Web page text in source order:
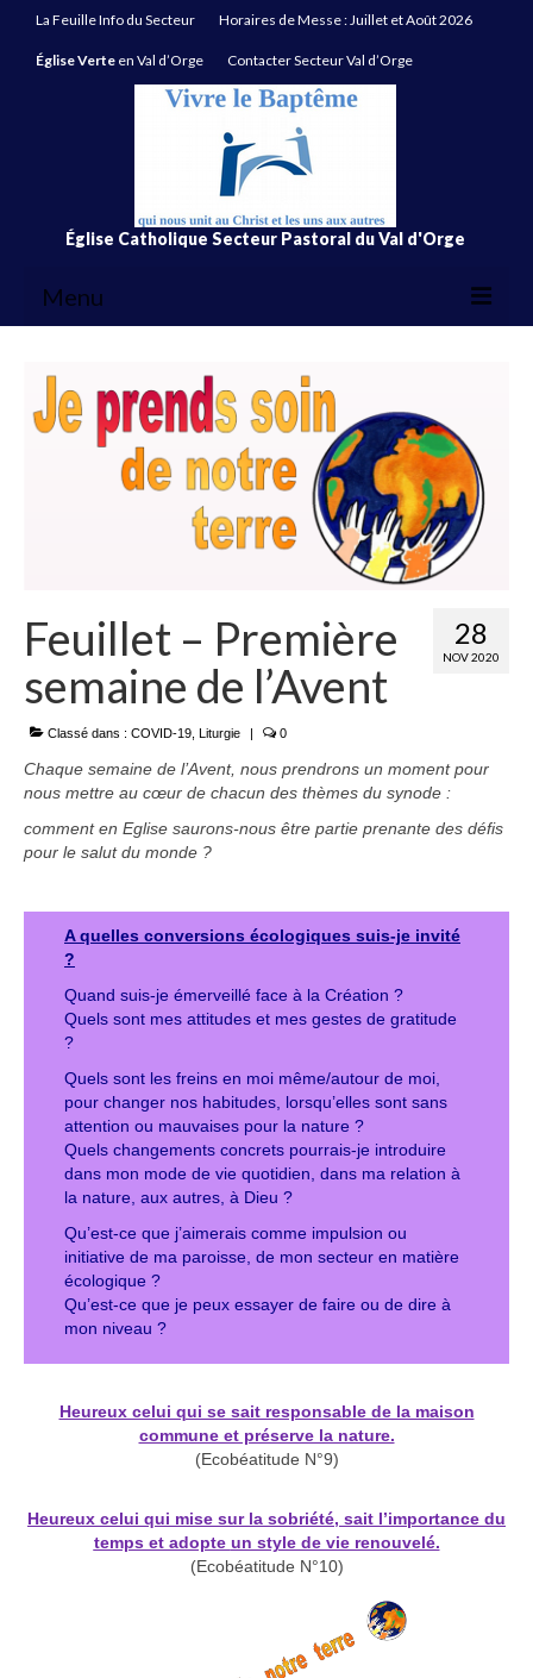
La Feuille Info du Secteur Horaires de Messe : Juillet et Août 2026
Église Verte en Val d’Orge Contacter Secteur Val d’Orge
Église Catholique Secteur Pastoral du Val d'Orge
Menu
Horaires de Messe : Juillet et Août 2026
Église Verteen Val d’Orge
Contacter Secteur Val d’Orge
28
NOV 2020
Feuillet – Première
semaine de l’Avent
Classé dans : COVID-19, Liturgie 0
Chaque semaine de l’Avent, nous prendrons un moment pour
nous mettre au cœur de chacun des thèmes du synode :
comment en Eglise saurons-nous être partie prenante des défis
pour le salut du monde ?
A quelles conversions écologiques suis-je invité
?
Quand suis-je émerveillé face à la Création ?
Quels sont mes attitudes et mes gestes de gratitude
?
Quels sont les freins en moi même/autour de moi,
pour changer nos habitudes, lorsqu’elles sont sans
attention ou mauvaises pour la nature ?
Quels changements concrets pourrais-je introduire
dans mon mode de vie quotidien, dans ma relation à
la nature, aux autres, à Dieu ?
Qu’est-ce que j’aimerais comme impulsion ou
initiative de ma paroisse, de mon secteur en matière
écologique ?
Qu’est-ce que je peux essayer de faire ou de dire à
mon niveau ?
Heureux celui qui se sait responsable de la maison
commune et préserve la nature.
(Ecobéatitude N°9)
Heureux celui qui mise sur la sobriété, sait l’importance du
temps et adopte un style de vie renouvelé.
(Ecobéatitude N°10)